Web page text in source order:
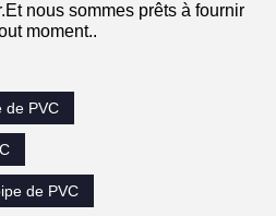
nous sommes prêts à fournir
moment..
de PVC
de PVC